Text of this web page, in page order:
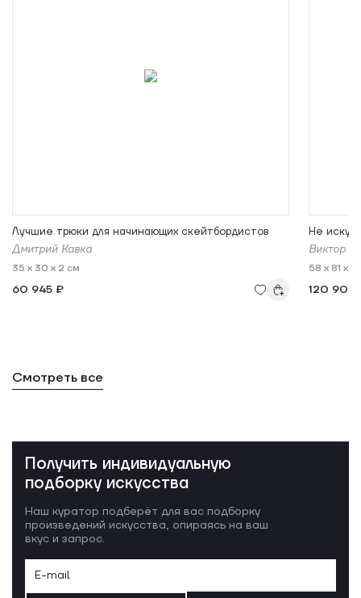
Лучшие трюки для начинающих скейтбордистов
Дмитрий Кавка
35 x 30 x 2 см
60 945 ₽
Не
Виктор
58 x 81 x 3
120 900
Смотреть все
Получить индивидуальную
подборку искусства
Наш куратор подберёт для вас подборку
произведений искусства, опираясь на ваш
вкус и запрос.